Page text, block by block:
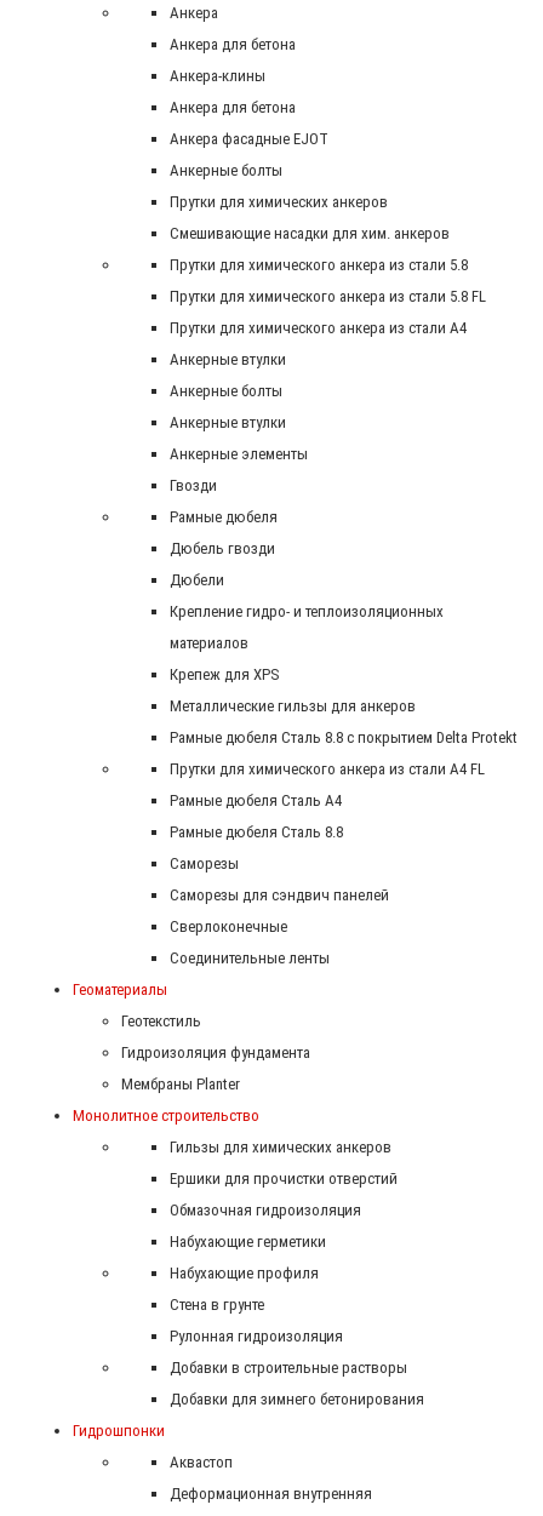
Анкера
Анкера для бетона
Анкера-клины
Анкера для бетона
Анкера фасадные EJOT
Анкерные болты
Прутки для химических анкеров
Смешивающие насадки для хим. анкеров
Прутки для химического анкера из стали 5.8
Прутки для химического анкера из стали 5.8 FL
Прутки для химического анкера из стали А4
Анкерные втулки
Анкерные болты
Анкерные втулки
Анкерные элементы
Гвозди
Рамные дюбеля
Дюбель гвозди
Дюбели
Крепление гидро- и теплоизоляционных
материалов
Крепеж для XPS
Металлические гильзы для анкеров
Рамные дюбеля Сталь 8.8 с покрытием Delta Protekt
Прутки для химического анкера из стали А4 FL
Рамные дюбеля Сталь A4
Рамные дюбеля Сталь 8.8
Саморезы
Саморезы для сэндвич панелей
Сверлоконечные
Соединительные ленты
Геоматериалы
Геотекстиль
Гидроизоляция фундамента
Мембраны Planter
Монолитное строительство
Гильзы для химических анкеров
Ершики для прочистки отверстий
Обмазочная гидроизоляция
Набухающие герметики
Набухающие профиля
Стена в грунте
Рулонная гидроизоляция
Добавки в строительные растворы
Добавки для зимнего бетонирования
Гидрошпонки
Аквастоп
Деформационная внутренняя